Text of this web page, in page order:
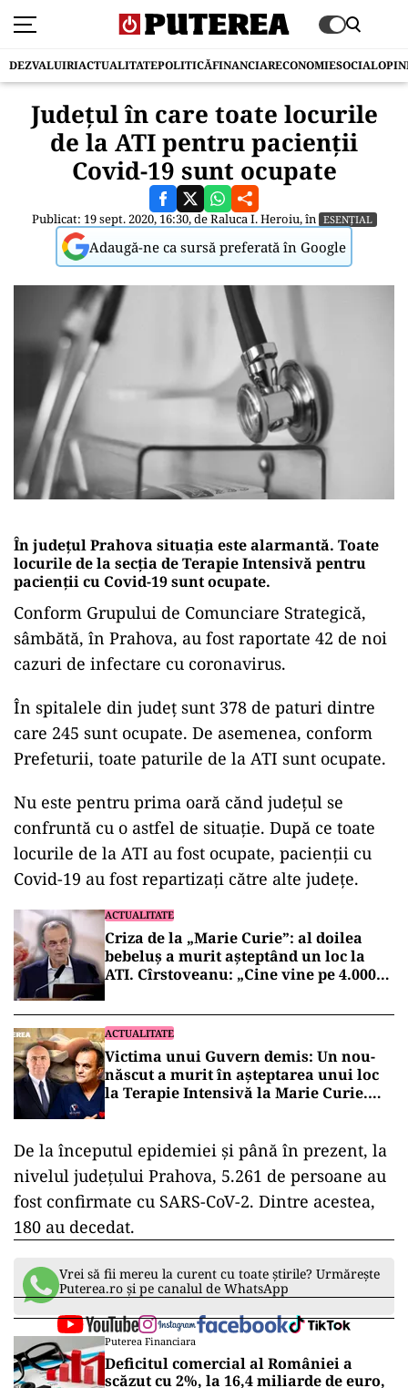
DEZVALUIRIACTUALITATEPOLITICĂFINANCIARECONOMIESOCIAL
Județul în care toate locurile
de la ATI pentru pacienții
Covid-19 sunt ocupate
Publicat: 19 sept. 2020, 16:30, deRaluca I. Heroiu, în ESENȚIAL
Adaugă-ne ca sursă preferată în Google
În județul Prahova situația este alarmantă. Toate
locurile de la secția de Terapie Intensivă pentru
pacienții cu Covid-19 sunt ocupate.
Conform Grupului de Comunciare Strategică,
sâmbătă, în Prahova, au fost raportate 42 de noi
cazuri de infectare cu coronavirus.
În spitalele din judeţ sunt 378 de paturi dintre
care 245 sunt ocupate. De asemenea, conform
Prefeturii, toate paturile de la ATI sunt ocupate.
ad
Nu este pentru prima oară cănd județul se
confruntă cu o astfel de situație. După ce toate
locurile de la ATI au fost ocupate, pacienții cu
Covid-19 au fost repartizați către alte județe.
ACTUALITATE
Criza de la „Marie Curie”: al doilea
bebeluș a murit așteptând un loc la
ATI. Cîrstoveanu: „Cine vine pe 4.000
ACTUALITATE
Victima unui Guvern demis: Un nou-
născut a murit în așteptarea unui loc
la Terapie Intensivă la Marie Curie.
Alți nouă copii așteaptă eliberarea